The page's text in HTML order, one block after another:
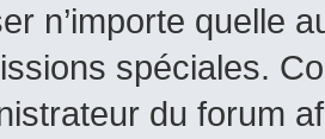
n’importe quelle
spéciales.
du forum